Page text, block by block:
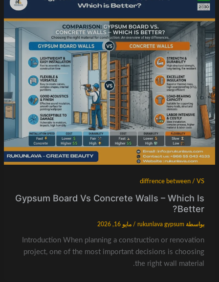
diffrence between / VS
Gypsum Board Vs Concrete Walls – Which Is
Better?
بواسطة rukunlava gypsum
/ مايو 16, 2026
Introduction When planning a construction or renovation
project, one of the most important decisions is choosing
the right wall material.